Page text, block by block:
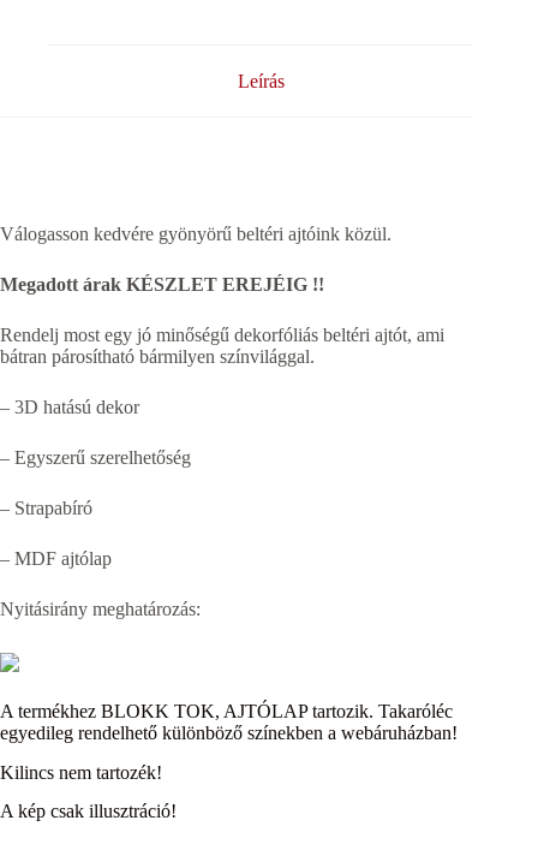
Leírás
Válogasson kedvére gyönyörű beltéri ajtóink közül.
Megadott árak KÉSZLET EREJÉIG !!
Rendelj most egy jó minőségű dekorfóliás beltéri ajtót, ami
bátran párosítható bármilyen színvilággal.
– 3D hatású dekor
– Egyszerű szerelhetőség
– Strapabíró
– MDF ajtólap
Nyitásirány meghatározás:
A termékhez BLOKK TOK, AJTÓLAP tartozik. Takaróléc
egyedileg rendelhető különböző színekben a webáruházban!
Kilincs nem tartozék!
A kép csak illusztráció!